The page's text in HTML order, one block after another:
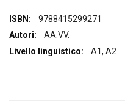
Maggiori
Informazioni
9788415299271
AA.VV.
A1, A2